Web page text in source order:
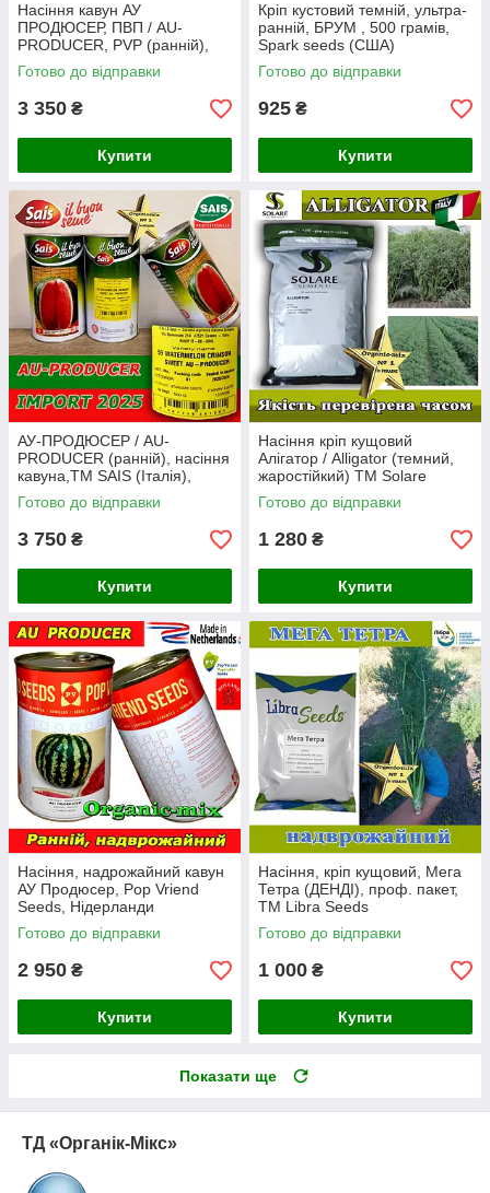
Насіння кавун АУ
ПРОДЮСЕР, ПВП / AU-
PRODUCER, PVP (ранній),
ТМ Agri Saaten GmbH
(Німеччина) банка 500 грамів
Готово до відправки
3 350 ₴
Купити
Кріп кустовий темній, ультра-
ранній, БРУМ , 500 грамів,
Spark seeds (США)
Готово до відправки
925 ₴
Купити
АУ-ПРОДЮСЕР / AU-
PRODUCER (ранній), насіння
кавуна,ТМ SAIS (Італія),
банка 500 грам, Імпорт 2026
Готово до відправки
3 750 ₴
Купити
Насіння кріп кущовий
Алігатор / Alligator (темний,
жаростійкий) ТМ Solare
Sementi (Італія)
Готово до відправки
1 280 ₴
Купити
Насіння, надрожайний кавун
АУ Продюсер, Рop Vriend
Seeds, Нідерланди
(Голландія), банка 500 грамів
Готово до відправки
2 950 ₴
Купити
Насіння, кріп кущовий, Мега
Тетра (ДЕНДІ), проф. пакет,
ТМ Libra Seeds
Готово до відправки
1 000 ₴
Купити
Показати ще
ТД «Органік-Мікс»